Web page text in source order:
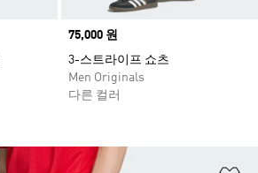
Price
75,000 원
3-스트라이프 쇼츠
Men Originals
다른 컬러